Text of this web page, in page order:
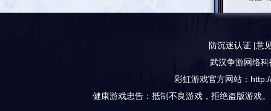
防沉迷认证 |意
武汉争游网络科
彩虹游戏官方网站：
健康游戏忠告：抵制不良游戏，拒绝盗版游戏